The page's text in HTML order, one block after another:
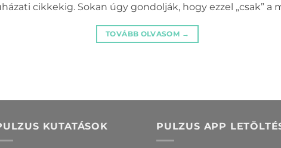
cikkekig. Sokan úgy gondolják, hogy ezzel „csak” a
TOVÁBB OLVASOM →
KUTATÁSOK PULZUS APP